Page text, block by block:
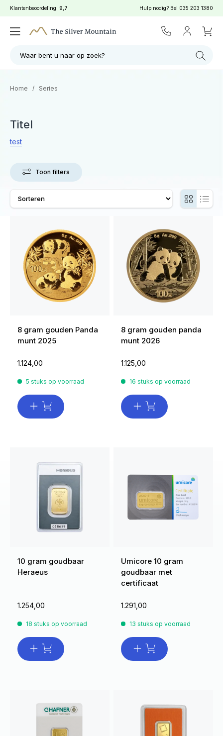
Klantenbeoordeling: 9,7 Hulp nodig? Bel 035 203 1380
Waar bent u naar op zoek?
Home / Series
Titel
test
Toon filters
8 gram gouden Panda
munt 2025
1.124,00
5 stuks op voorraad
8 gram gouden panda
munt 2026
1.125,00
16 stuks op voorraad
10 gram goudbaar
Heraeus
1.254,00
18 stuks op voorraad
Umicore 10 gram
goudbaar met
certificaat
1.291,00
13 stuks op voorraad